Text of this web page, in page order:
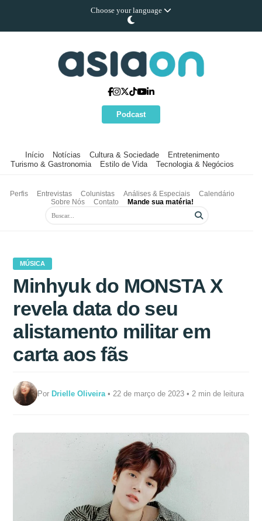
Choose your language
Podcast
Início Notícias Cultura & Sociedade
Entretenimento
Turismo & Gastronomia
Estilo de Vida Tecnologia & Negócios
Perfis Entrevistas Colunistas Análises & Especiais
Calendário
Sobre Nós
Contato Mande sua matéria!
MÚSICA
Minhyuk do MONSTA X
revela data do seu
alistamento militar em
carta aos fãs
PorDrielle Oliveira • 22 de março de 2023 • 2 min de leitura